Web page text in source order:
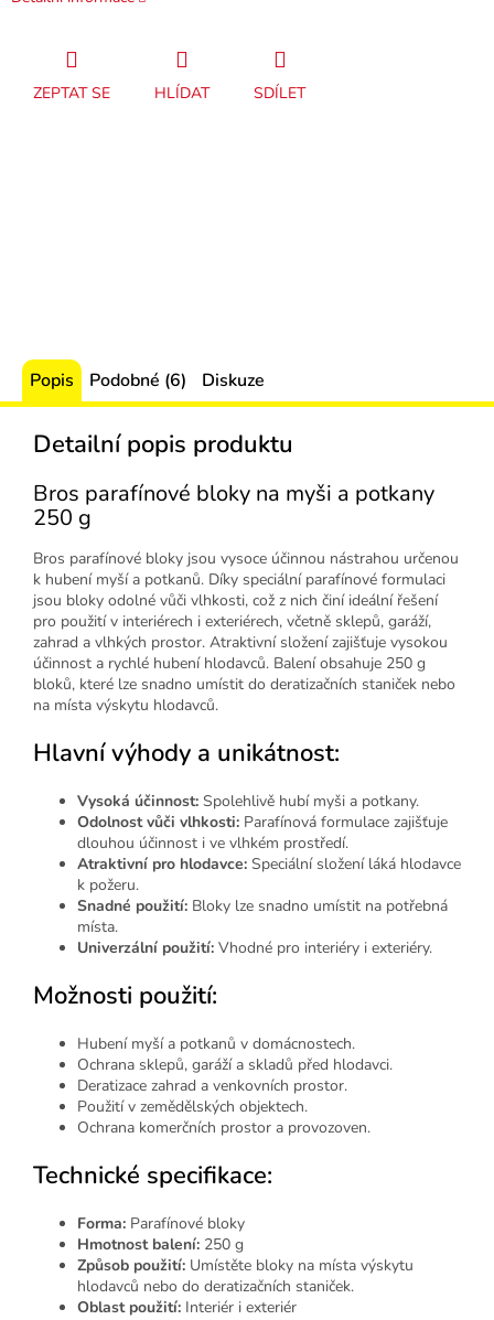
ZEPTAT SE HLÍDAT SDÍLET
Popis Podobné (6) Diskuze
Detailní popis produktu
Bros parafínové bloky na myši a potkany
250 g
Bros parafínové bloky jsou vysoce účinnou nástrahou určenou
k hubení myší a potkanů. Díky speciální parafínové formulaci
jsou bloky odolné vůči vlhkosti, což z nich činí ideální řešení
pro použití v interiérech i exteriérech, včetně sklepů, garáží,
zahrad a vlhkých prostor. Atraktivní složení zajišťuje vysokou
účinnost a rychlé hubení hlodavců. Balení obsahuje 250 g
bloků, které lze snadno umístit do deratizačních staniček nebo
na místa výskytu hlodavců.
Hlavní výhody a unikátnost:
Vysoká účinnost: Spolehlivě hubí myši a potkany.
Odolnost vůči vlhkosti: Parafínová formulace zajišťuje
dlouhou účinnost i ve vlhkém prostředí.
Atraktivní pro hlodavce: Speciální složení láká hlodavce
k požeru.
Snadné použití: Bloky lze snadno umístit na potřebná
místa.
Univerzální použití: Vhodné pro interiéry i exteriéry.
Možnosti použití:
Hubení myší a potkanů v domácnostech.
Ochrana sklepů, garáží a skladů před hlodavci.
Deratizace zahrad a venkovních prostor.
Použití v zemědělských objektech.
Ochrana komerčních prostor a provozoven.
Technické specifikace:
Forma: Parafínové bloky
Hmotnost balení: 250 g
Způsob použití: Umístěte bloky na místa výskytu
hlodavců nebo do deratizačních staniček.
Oblast použití: Interiér i exteriér